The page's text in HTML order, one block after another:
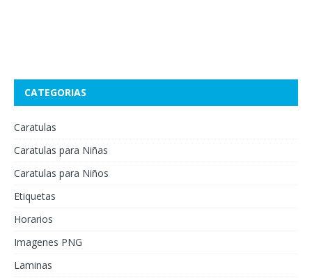
CATEGORIAS
Caratulas
Caratulas para Niñas
Caratulas para Niños
Etiquetas
Horarios
Imagenes PNG
Laminas